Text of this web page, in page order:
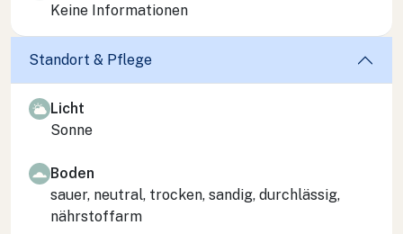
Keine Informationen
Standort & Pflege
Licht
Sonne
Boden
sauer, neutral, trocken, sandig, durchlässig,
nährstoffarm